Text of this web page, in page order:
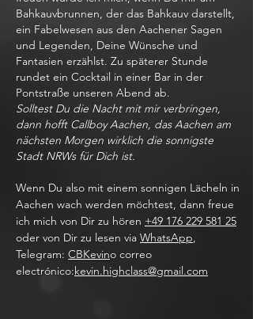
Bahkauvbrunnen, der das Bahkauv darstellt,
ein Fabelwesen aus den Aachener Sagen
und Legenden, Deine Wünsche und
Fantasien erzählst. Zu späterer Stunde
rundet ein Cocktail in einer Bar in der
Pontstraße unseren Abend ab.
Solltest Du die Nacht mit mir verbringen,
dann hofft Callboy Aachen, das Aachen am
nächsten Morgen wirklich die sonnigste
Stadt NRWs für Dich ist.
Wenn Du also mit einem sonnigen Lächeln in
Aachen wach werden möchtest, dann freue
ich mich von Dir zu hören +49 176 229 581 25
oder von Dir zu lesen via WhatsApp,
Telegram: CBKevino correo
electrónico:kevin.highclass@gmail.com